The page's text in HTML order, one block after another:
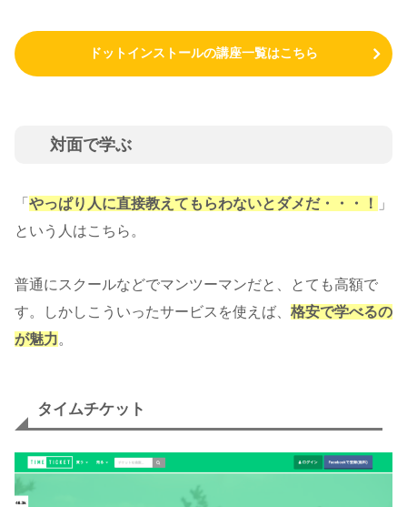
ドットインストールの講座一覧はこちら
対面で学ぶ
「 やっぱり人に直接教えてもらわないとダメだ・・・！
」
という人はこちら。
普通にスクールなどでマンツーマンだと、とても高額で
す。しかしこういったサービスを使えば、 格安で学べるの
が魅力。
タイムチケット